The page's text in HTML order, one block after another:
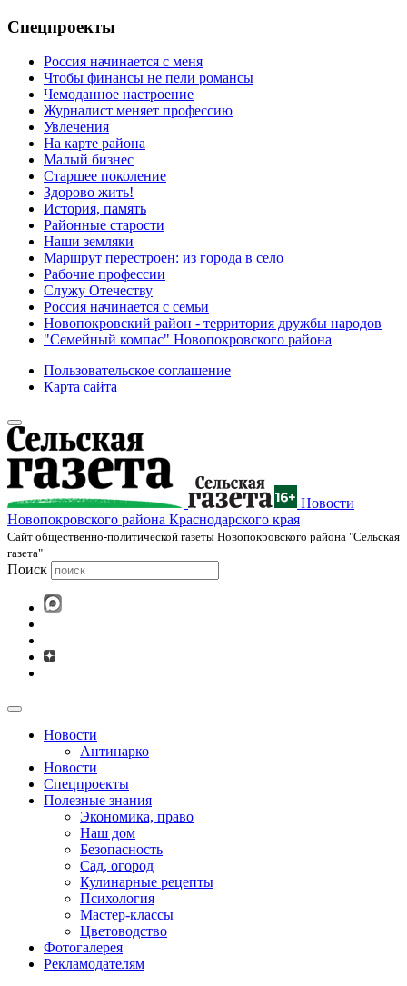
Спецпроекты
Россия начинается с меня
Чтобы финансы не пели романсы
Чемоданное настроение
Журналист меняет профессию
Увлечения
На карте района
Малый бизнес
Старшее поколение
Здорово жить!
История, память
Районные старости
Наши земляки
Маршрут перестроен: из города в село
Рабочие профессии
Служу Отечеству
Россия начинается с семьи
Новопокровский район - территория дружбы народов
"Семейный компас" Новопокровского района
Пользовательское соглашение
Карта сайта
Новости
Новопокровского района Краснодарского края
Cайт общественно-политической газеты Новопокровского района "Сельская
газета"
Поиск
Новости
Антинарко
Новости
Спецпроекты
Полезные знания
Экономика, право
Наш дом
Безопасность
Сад, огород
Кулинарные рецепты
Психология
Мастер-классы
Цветоводство
Фотогалерея
Рекламодателям